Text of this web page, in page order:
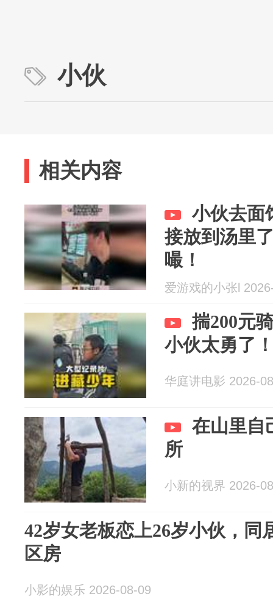
小伙
相关内容
小伙去面
接放到汤里
嘬！
爱游戏的小张l
揣200元
小伙太勇了
华庭讲电影 2026-
在山里自
所
小新的视界 2026-
42岁女老板恋上26岁小伙，同
区房
小影的娱乐 2026-08-09